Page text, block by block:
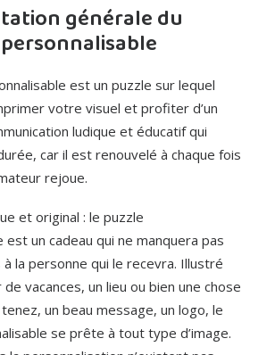
générale du
est un puzzle sur lequel
votre visuel et profiter d’un
ludique et éducatif qui
car il est renouvelé à chaque fois
rejoue.
et original : le puzzle
est un cadeau qui ne manquera pas
la personne qui le recevra. Illustré
vacances, un lieu ou bien une chose
un beau message, un logo, le
se prête à tout type d’image.